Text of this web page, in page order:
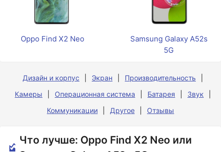
Oppo Find X2 Neo
Samsung Galaxy A52s
5G
Дизайн и корпус Экран
Производительность
Камеры
Операционная система Батарея
Звук
Коммуникации
Другое Отзывы
Что лучше: Oppo Find X2 Neo или